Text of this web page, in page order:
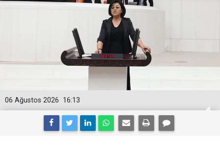
16:13
06 Ağustos 2026